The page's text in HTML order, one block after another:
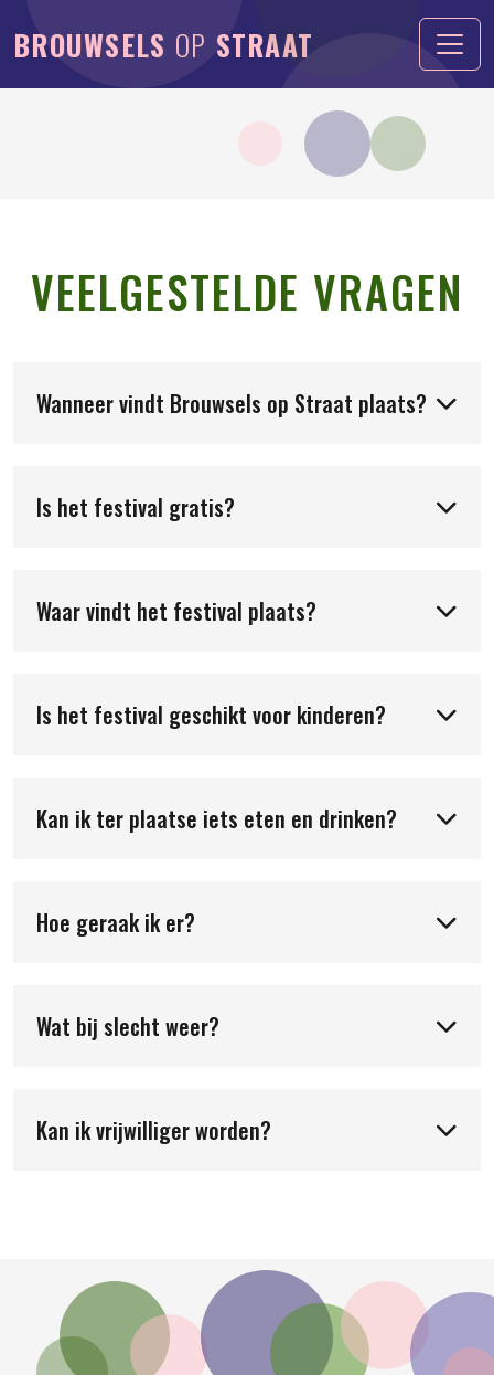
BROUWSELS OP STRAAT
VEELGESTELDE VRAGEN
Wanneer vindt Brouwsels op Straat plaats?
Is het festival gratis?
Waar vindt het festival plaats?
Is het festival geschikt voor kinderen?
Kan ik ter plaatse iets eten en drinken?
Hoe geraak ik er?
Wat bij slecht weer?
Kan ik vrijwilliger worden?